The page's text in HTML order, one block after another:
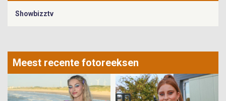
Showbizztv
Meest recente fotoreeksen